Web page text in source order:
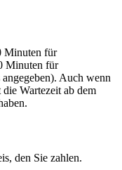
Minuten für
Minuten für
Auch wenn
Wartezeit ab dem
den Sie zahlen.